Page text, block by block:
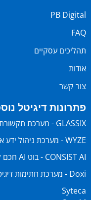
PB Digital
FAQ
תהליכים עסקיים
אודות
צור קשר
פתרונות דיגיטל
GLASSIX - מערכת תקשורת אומניצ'אנל לשירות ומכירות
WYZE - מערכת ניהול ידע ארגוני חכמה
CONSIST AI - בוט AI חכם לשירות ומכירות
Doxi - מערכת חתימות דיגיטליות
Syteca